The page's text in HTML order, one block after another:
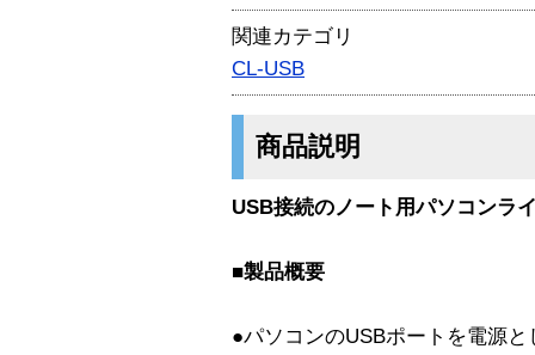
関連カテゴリ
CL-USB
商品説明
USB接続のノート用パソコンラ
■製品概要
●パソコンのUSBポートを電源